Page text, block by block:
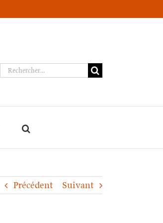
Rechercher:
Précédent Suivant